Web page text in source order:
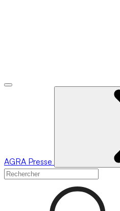
AGRA Presse